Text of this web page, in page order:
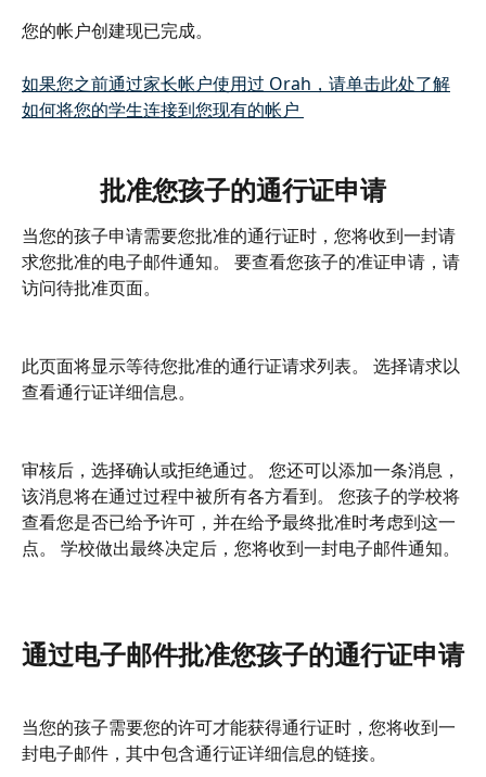
您的帐户创建现已完成。
如果您之前通过家长帐户使用过 Orah，请单击此处了解
如何将您的学生连接到您现有的帐户
批准您孩子的通行证申请
当您的孩子申请需要您批准的通行证时，您将收到一封请
求您批准的电子邮件通知。 要查看您孩子的准证申请，请
访问待批准页面。
此页面将显示等待您批准的通行证请求列表。 选择请求以
查看通行证详细信息。
审核后，选择确认或拒绝通过。 您还可以添加一条消息，
该消息将在通过过程中被所有各方看到。 您孩子的学校将
查看您是否已给予许可，并在给予最终批准时考虑到这一
点。 学校做出最终决定后，您将收到一封电子邮件通知。
通过电子邮件批准您孩子的通行证申请
当您的孩子需要您的许可才能获得通行证时，您将收到一
封电子邮件，其中包含通行证详细信息的链接。